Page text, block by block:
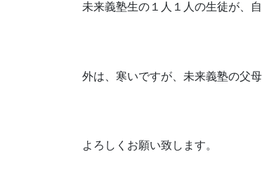
未来義塾生の１人１人の生徒が、
外は、寒いですが、未来義塾の父
よろしくお願い致します。